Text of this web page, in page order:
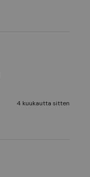
4 kuukautta sitten